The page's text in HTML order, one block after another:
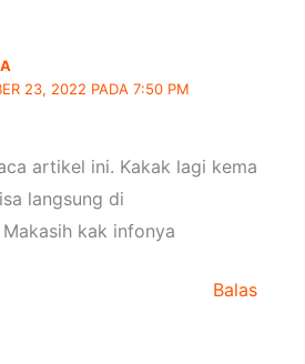
23, 2022 PADA 7:50 PM
artikel ini. Kakak lagi kema
langsung di
kak infonya
Balas